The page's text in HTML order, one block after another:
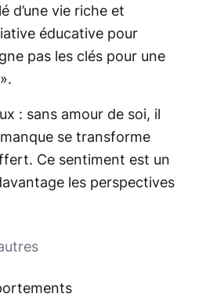
d’une vie riche et
éducative pour
pas les clés pour une
».
: sans amour de soi, il
se transforme
Ce sentiment est un
les perspectives